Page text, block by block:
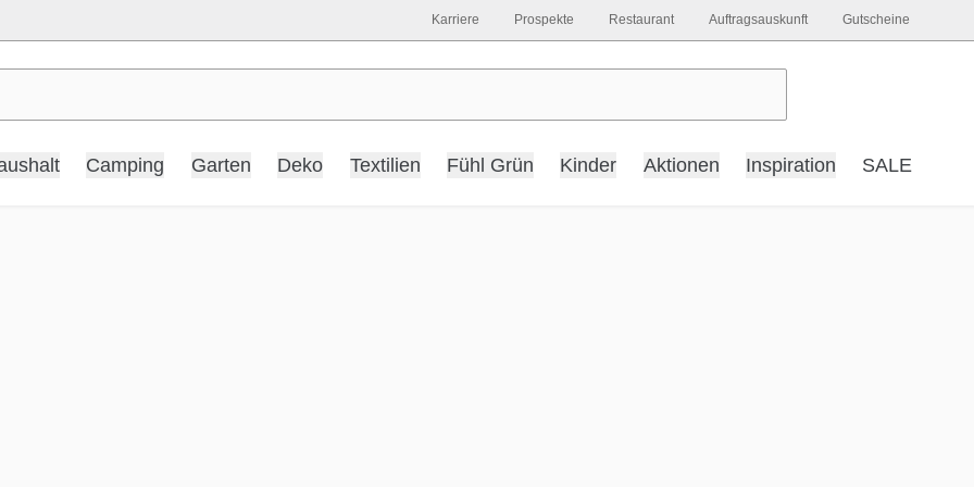
Camping Garten Deko Textilien Fühl Grün Kinder Aktionen Inspiration SALE
Karriere Prospekte Restaurant Auftragsauskunft Gutscheine